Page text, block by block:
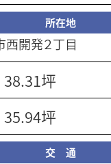
所在地
開発２丁目
38.31坪
35.94坪
交 通